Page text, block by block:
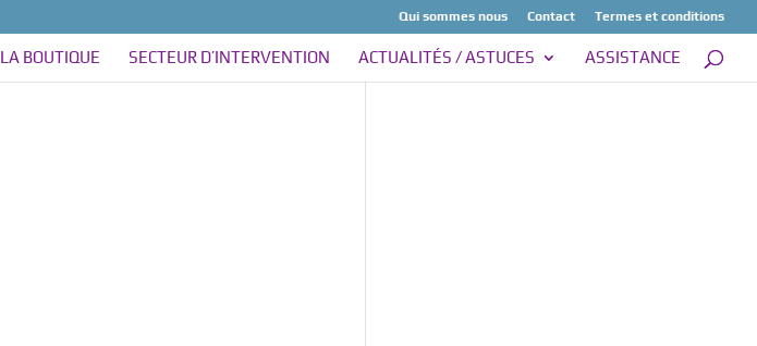
Qui sommes nous Contact Termes et conditions
LA BOUTIQUE SECTEUR D’INTERVENTION ACTUALITÉS / ASTUCES ASSISTANCE